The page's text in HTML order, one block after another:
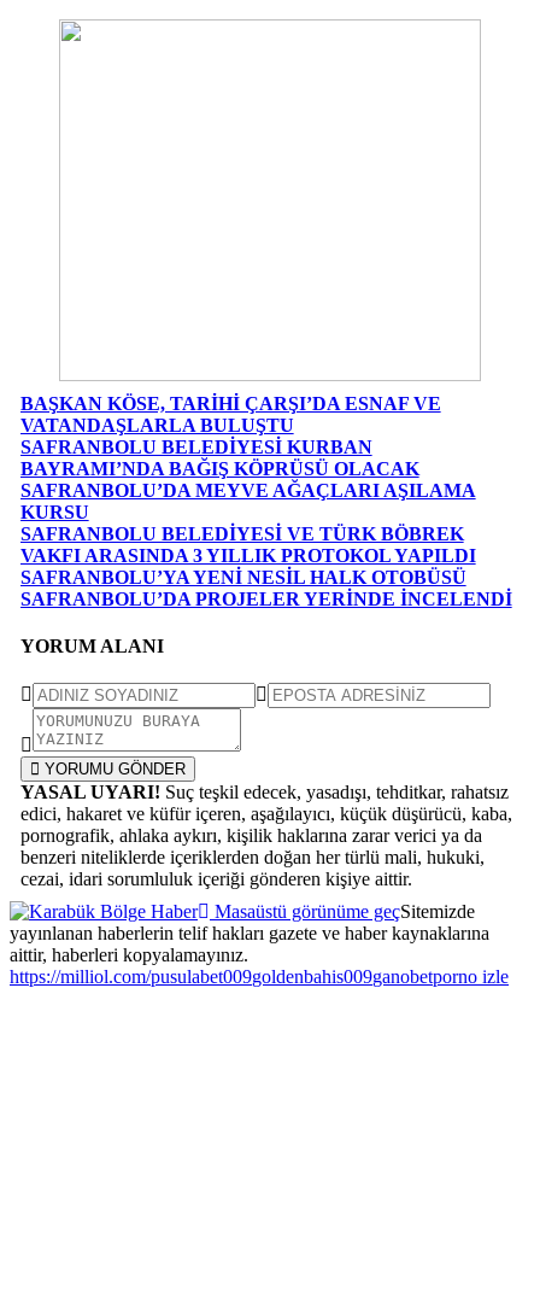
BAŞKAN KÖSE, TARİHİ ÇARŞI’DA ESNAF VE
VATANDAŞLARLA BULUŞTU
SAFRANBOLU BELEDİYESİ KURBAN
BAYRAMI’NDA BAĞIŞ KÖPRÜSÜ OLACAK
SAFRANBOLU’DA MEYVE AĞAÇLARI AŞILAMA
KURSU
SAFRANBOLU BELEDİYESİ VE TÜRK BÖBREK
VAKFI ARASINDA 3 YILLIK PROTOKOL YAPILDI
SAFRANBOLU’YA YENİ NESİL HALK OTOBÜSÜ
SAFRANBOLU’DA PROJELER YERİNDE İNCELENDİ
YORUM ALANI
YORUMU GÖNDER
YASAL UYARI! Suç teşkil edecek, yasadışı, tehditkar, rahatsız
edici, hakaret ve küfür içeren, aşağılayıcı, küçük düşürücü, kaba,
pornografik, ahlaka aykırı, kişilik haklarına zarar verici ya da
benzeri niteliklerde içeriklerden doğan her türlü mali, hukuki,
cezai, idari sorumluluk içeriği gönderen kişiye aittir.
Masaüstü görünüme geçSitemizde
yayınlanan haberlerin telif hakları gazete ve haber kaynaklarına
aittir, haberleri kopyalamayınız.
escort
grandpashabet
escort
Grandpashabet
grandpashabet
grandpashabet
Jojobet
pusulabet
https://milliol.com/jojobet
jojobet
pusulabet009goldenbahis009ganobetbursa
child
superbetin
dizipal
pusulabet
matbet
imajbet
holiganbet
jojobet
child
kavbet
jojobet
jojobet
jojobet
matadorbet
pusulabet
child
jojobet
holiganbet
holiganbet
jojobet
jojobet
jojobet
1win
1win
betgit
1win
romabet
gameofbet
1win
radissonbet
radissonbet
1win
holiganbet
gameofbet
teosbet
wbahis
amkbet
sekabet
sekabet
vdcasino
betcio
vdcasino
vdcasino
bettilt
betgit
teosbet
holiganbet
betgit
betpuan
holiganbet
cratosroyalbet
betpuan
cratosroyalbet
cratosroyalbet
bettilt
betcio
porno izle
escort konyagrandpashabetescort bayanGrandpashabet